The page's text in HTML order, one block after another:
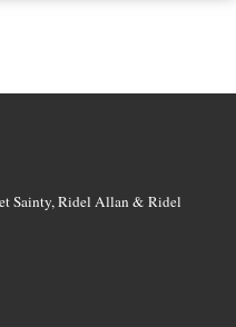
Sainty, Ridel Allan &Ridel